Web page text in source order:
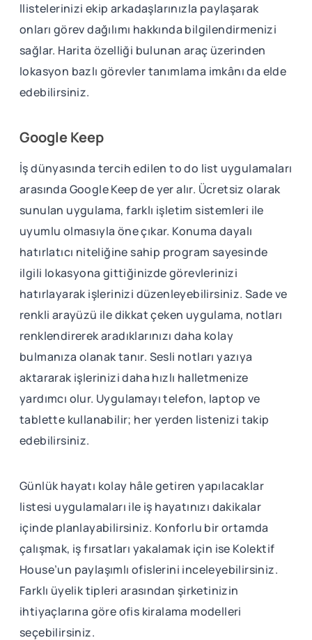
llistelerinizi ekip arkadaşlarınızla paylaşarak
onları görev dağılımı hakkında bilgilendirmenizi
sağlar. Harita özelliği bulunan araç üzerinden
lokasyon bazlı görevler tanımlama imkânı da elde
edebilirsiniz.
Google Keep
İş dünyasında tercih edilen to do list uygulamaları
arasında Google Keep de yer alır. Ücretsiz olarak
sunulan uygulama, farklı işletim sistemleri ile
uyumlu olmasıyla öne çıkar. Konuma dayalı
hatırlatıcı niteliğine sahip program sayesinde
ilgili lokasyona gittiğinizde görevlerinizi
hatırlayarak işlerinizi düzenleyebilirsiniz. Sade ve
renkli arayüzü ile dikkat çeken uygulama, notları
renklendirerek aradıklarınızı daha kolay
bulmanıza olanak tanır. Sesli notları yazıya
aktararak işlerinizi daha hızlı halletmenize
yardımcı olur. Uygulamayı telefon, laptop ve
tablette kullanabilir; her yerden listenizi takip
edebilirsiniz.
Günlük hayatı kolay hâle getiren yapılacaklar
listesi uygulamaları ile iş hayatınızı dakikalar
içinde planlayabilirsiniz. Konforlu bir ortamda
çalışmak, iş fırsatları yakalamak için ise Kolektif
House’un paylaşımlı ofislerini inceleyebilirsiniz.
Farklı üyelik tipleri arasından şirketinizin
ihtiyaçlarına göre ofis kiralama modelleri
seçebilirsiniz.